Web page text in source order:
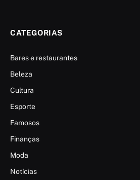
CATEGORIAS
Bares e restaurantes
Beleza
Cultura
Esporte
Famosos
Finanças
Moda
Notícias